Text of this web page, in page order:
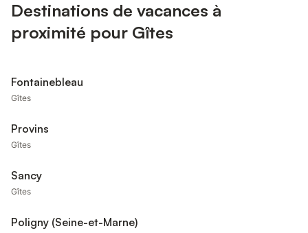
Destinations de vacances à
proximité pour Gîtes
Fontainebleau
Gîtes
Provins
Gîtes
Sancy
Gîtes
Poligny (Seine-et-Marne)